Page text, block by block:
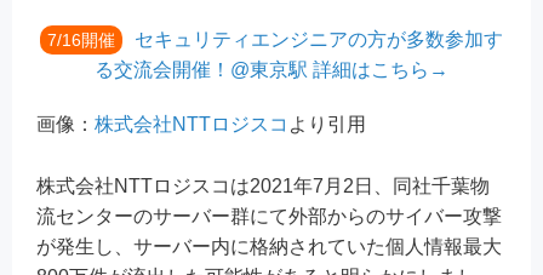
7/16開催
セキュリティエンジニアの方が多数参加す
る交流会開催！@東京駅 詳細はこちら→
画像： 株式会社NTTロジスコ より引用
株式会社NTTロジスコは2021年7月2日、同社千葉物
流センターのサーバー群にて外部からのサイバー攻撃
が発生し、サーバー内に格納されていた個人情報最大